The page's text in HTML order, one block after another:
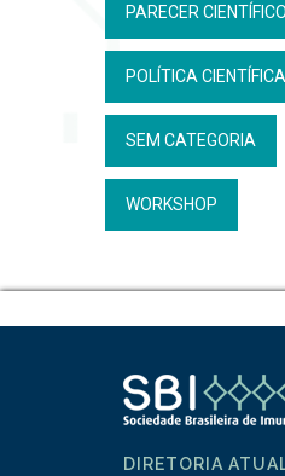
PARECER CIENTÍFICO
POLÍTICA CIENTÍFICA
SEM CATEGORIA
WORKSHOP
DIRETORIA